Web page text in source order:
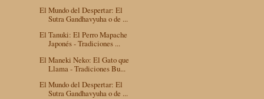
El Mundo del Despertar: El
Sutra Gandhavyuha o de ...
El Tanuki: El Perro Mapache
Japonés - Tradiciones ...
El Maneki Neko: El Gato que
Llama - Tradiciones Bu...
El Mundo del Despertar: El
Sutra Gandhavyuha o de ...